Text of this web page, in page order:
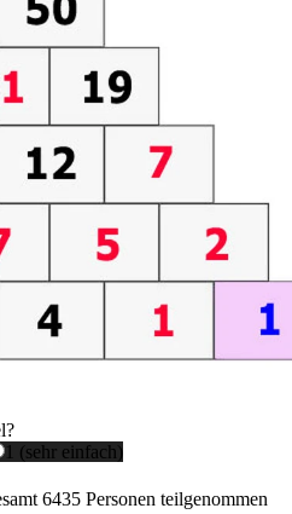
1 (sehr einfach)
6435 Personen teilgenommen